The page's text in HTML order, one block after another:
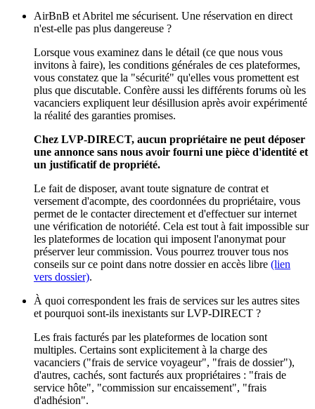
AirBnB et Abritel me sécurisent. Une réservation en direct
n'est-elle pas plus dangereuse ?
Lorsque vous examinez dans le détail (ce que nous vous
invitons à faire), les conditions générales de ces plateformes,
vous constatez que la "sécurité" qu'elles vous promettent est
plus que discutable. Confère aussi les différents forums où les
vacanciers expliquent leur désillusion après avoir expérimenté
la réalité des garanties promises.
Chez LVP-DIRECT, aucun propriétaire ne peut déposer
une annonce sans nous avoir fourni une pièce d'identité et
un justificatif de propriété.
Le fait de disposer, avant toute signature de contrat et
versement d'acompte, des coordonnées du propriétaire, vous
permet de le contacter directement et d'effectuer sur internet
une vérification de notoriété. Cela est tout à fait impossible sur
les plateformes de location qui imposent l'anonymat pour
préserver leur commission. Vous pourrez trouver tous nos
conseils sur ce point dans notre dossier en accès libre (lien
vers dossier).
À quoi correspondent les frais de services sur les autres sites
et pourquoi sont-ils inexistants sur LVP-DIRECT ?
Les frais facturés par les plateformes de location sont
multiples. Certains sont explicitement à la charge des
vacanciers ("frais de service voyageur", "frais de dossier"),
d'autres, cachés, sont facturés aux propriétaires : "frais de
service hôte", "commission sur encaissement", "frais
d'adhésion".